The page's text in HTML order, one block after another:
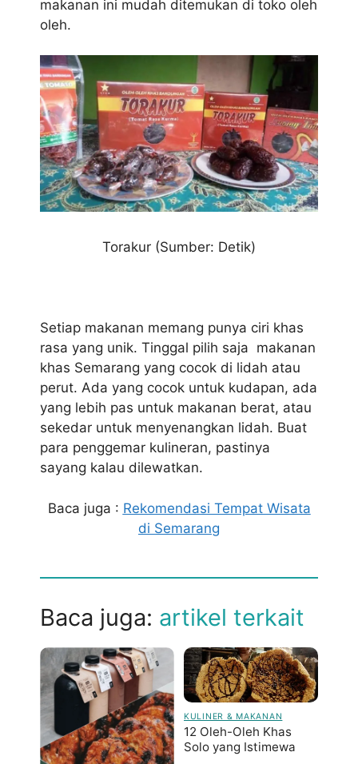
makanan ini mudah ditemukan di toko oleh
oleh.
Torakur (Sumber: Detik)
Setiap makanan memang punya ciri khas
rasa yang unik. Tinggal pilih saja makanan
khas Semarang yang cocok di lidah atau
perut. Ada yang cocok untuk kudapan, ada
yang lebih pas untuk makanan berat, atau
sekedar untuk menyenangkan lidah. Buat
para penggemar kulineran, pastinya
sayang kalau dilewatkan.
Baca juga : Rekomendasi Tempat Wisata
di Semarang
Baca juga: artikel terkait
KULINER & MAKANAN
12 Oleh-Oleh Khas
Solo yang Istimewa